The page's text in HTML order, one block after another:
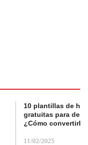
10 plantillas de
gratuitas para
¿Cómo convertirla
11/02/2025